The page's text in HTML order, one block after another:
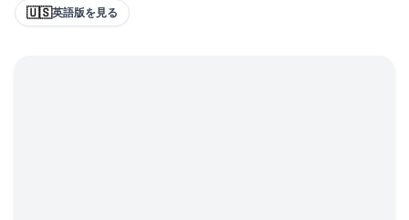
🇺🇸英語版を見る